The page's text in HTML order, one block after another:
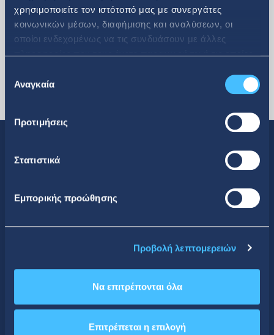
χρησιμοποιείτε τον ιστότοπό μας με συνεργάτες
κοινωνικών μέσων, διαφήμισης και αναλύσεων, οι
οποίοι ενδεχομένως να τις συνδυάσουν με άλλες
πληροφορίες που τους έχετε παραχωρήσει ή τις οποίες
των υπηρεσιών τους.
συγκατάθεσης
Αναγκαία
Προτιμήσεις
Στατιστικά
Εμπορικής προώθησης
Προβολή λεπτομερειών
Να επιτρέπονται όλα
Επιτρέπεται η επιλογή
CONTACT DETAILS
Κεντρικά Γραφεία